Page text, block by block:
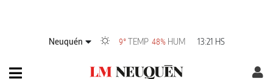
Neuquén 9° TEMP 48% HUM 13:21 HS